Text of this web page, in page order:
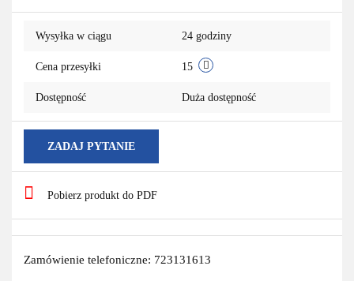
Wysyłka w ciągu 24 godziny
Cena przesyłki 15
Dostępność Duża dostępność
ZADAJ PYTANIE
Pobierz produkt do PDF
Zamówienie telefoniczne: 723131613